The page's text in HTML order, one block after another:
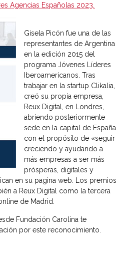
Agencias Españolas 2023.
Gisela Picón fue una de las
representantes de Argentina
en la edición 2015 del
programa Jóvenes Líderes
Iberoamericanos. Tras
trabajar en la startup Clikalia,
creó su propia empresa,
Reux Digital, en Londres,
abriendo posteriormente
sede en la capital de España
con el propósito de «seguir
creciendo y ayudando a
más empresas a ser más
prósperas, digitales y
en su pagina web. Los premios
a Reux Digital como la tercera
de Madrid.
Fundación Carolina te
por este reconocimiento.